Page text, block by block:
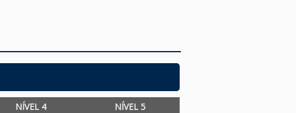
NÍVEL 4 NÍVEL 5